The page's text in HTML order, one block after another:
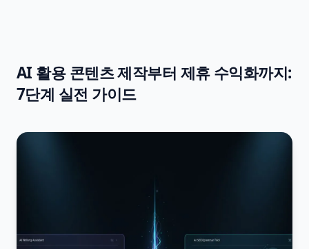
AI 활용 콘텐츠 제작부터 제휴 수익화까지:
7단계 실전 가이드